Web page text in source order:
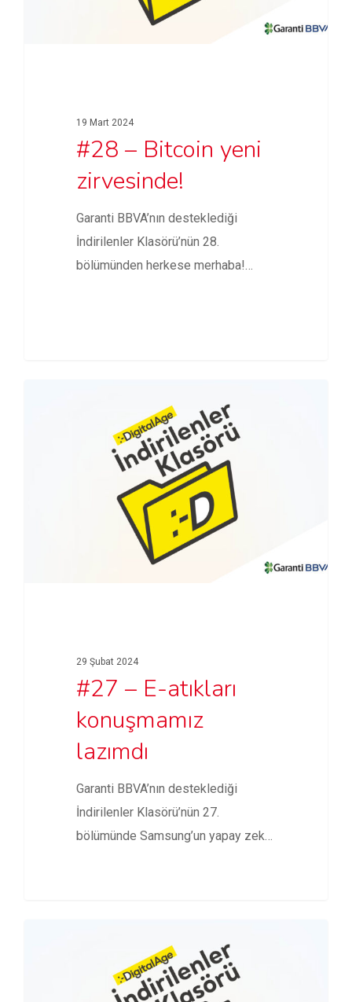
19 Mart 2024
#28 – Bitcoin yeni
zirvesinde!
Garanti BBVA’nın desteklediği
İndirilenler Klasörü’nün 28.
bölümünden herkese merhaba!
29 Şubat 2024
#27 – E-atıkları
konuşmamız
lazımdı
Garanti BBVA’nın desteklediği
İndirilenler Klasörü’nün 27.
bölümünde Samsung’un yapay zekâ